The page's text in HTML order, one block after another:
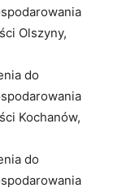
Olszyny,
do
Kochanów,
do